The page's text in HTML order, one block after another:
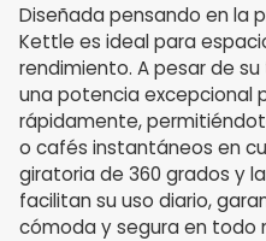
Diseñada pensando en la
Kettle es ideal para
rendimiento. A pesar de
una potencia excepcional
rápidamente,
o cafés instantáneos en
giratoria de 360 grados y
facilitan su uso diario,
cómoda y segura en todo